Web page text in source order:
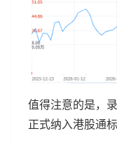
值得注意的是，
正式纳入港股通标